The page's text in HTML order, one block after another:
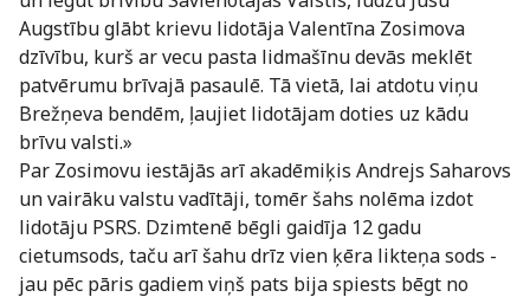
Augstību glābt krievu lidotāja Valentīna Zosimova
dzīvību, kurš ar vecu pasta lidmašīnu devās meklēt
patvērumu brīvajā pasaulē. Tā vietā, lai atdotu viņu
Brežņeva bendēm, ļaujiet lidotājam doties uz kādu
brīvu valsti.»
Par Zosimovu iestājās arī akadēmiķis Andrejs Saharovs
un vairāku valstu vadītāji, tomēr šahs nolēma izdot
lidotāju PSRS. Dzimtenē bēgli gaidīja 12 gadu
cietumsods, taču arī šahu drīz vien ķēra likteņa sods -
jau pēc pāris gadiem viņš pats bija spiests bēgt no